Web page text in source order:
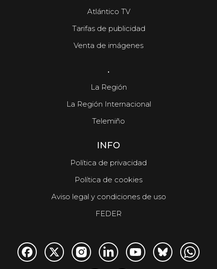
Atlántico TV
Tarifas de publicidad
Venta de imágenes
.
La Región
La Región Internacional
Telemiño
INFO
Política de privacidad
Política de cookies
Aviso legal y condiciones de uso
FEDER